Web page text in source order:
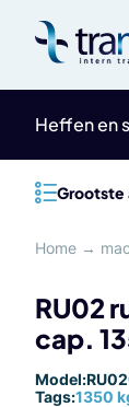
content
Heffen en
Grootste
Home →
RU02
cap.
Model:RU02
Tags:1350